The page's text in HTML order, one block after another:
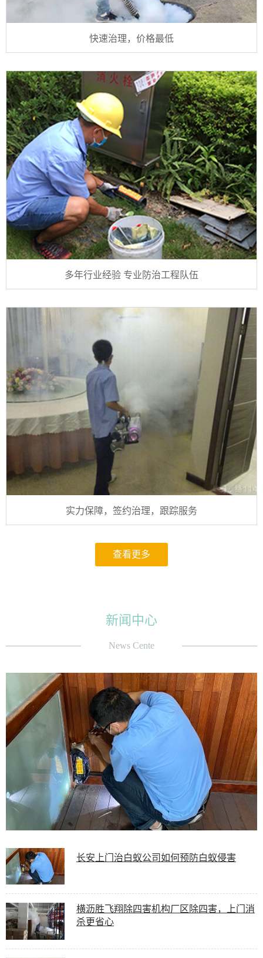
快速治理，价格最低
多年行业经验 专业防治工程队伍
实力保障，签约治理，跟踪服务
查看更多
新闻中心
News Cente
长安上门治白蚁公司如何预防白蚁侵害
横沥胜飞翔除四害机构厂区除四害，上门消
杀更省心